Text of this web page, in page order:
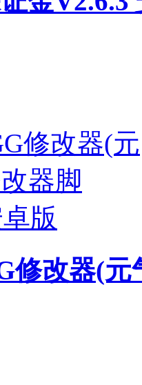
修改器(